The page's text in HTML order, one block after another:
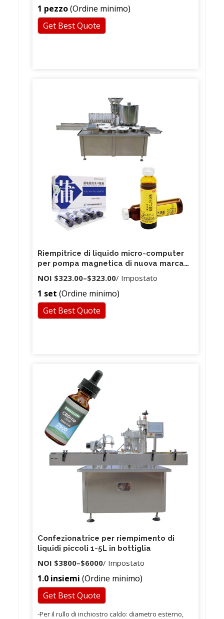
1 pezzo(Ordine minimo)
Get Best Quote
Riempitrice di liquido micro-computer
per pompa magnetica di nuova marca
da 5 ml a YSC20180209 illimitata
NOI $323.00–$323.00/ Impostato
1 set (Ordine minimo)
Get Best Quote
Confezionatrice per riempimento di
liquidi piccoli 1-5L in bottiglia
NOI $3800–$6000/ Impostato
1.0 insiemi (Ordine minimo)
Get Best Quote
-Per il rullo di inchiostro caldo: diametro esterno,